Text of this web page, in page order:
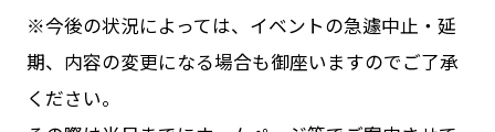
※今後の状況によっては、イベントの急遽中止・延
期、内容の変更になる場合も御座いますのでご了承
ください。